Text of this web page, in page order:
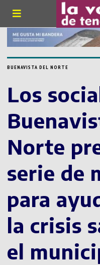
BUENAVISTA DEL NORTE
Los
Norte
serie de
para
la crisis
el